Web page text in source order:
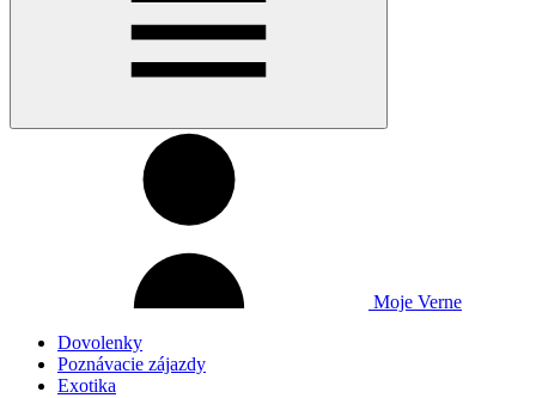
Moje Verne
Dovolenky
Poznávacie zájazdy
Exotika